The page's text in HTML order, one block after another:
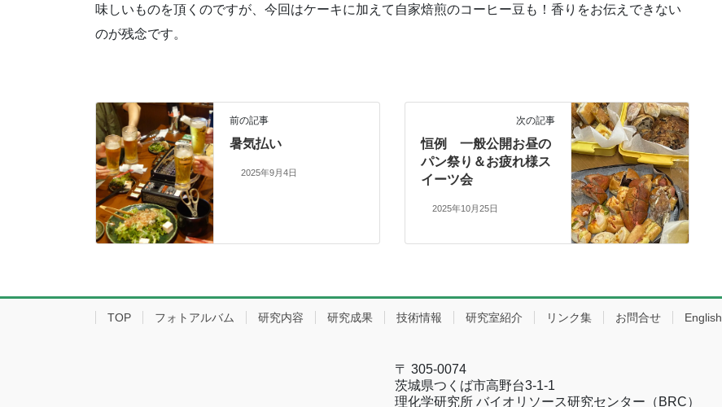
味しいものを頂くのですが、今回はケーキに加えて自家焙煎のコーヒー豆も！香りをお伝えできない
のが残念です。
前の記事
暑気払い
2025年9月4日
次の記事
恒例 一般公開お昼の
パン祭り＆お疲れ様ス
イーツ会
2025年10月25日
TOP フォトアルバム 研究内容 研究成果 技術情報 研究室紹介 リンク集 お問合せ English
〒 305-0074
茨城県つくば市高野台3-1-1
理化学研究所 バイオリソース研究センター（BRC）